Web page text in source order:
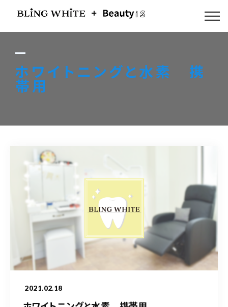
ホワイトニングと水素 携
帯用
2021.02.18
ABOUT US
FLOW
ACCESS
Q & A
090-9859-5917